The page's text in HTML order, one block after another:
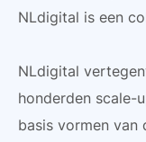
NLdigital is een
NLdigital
honderden scale-
basis vormen van